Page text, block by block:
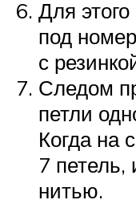
Для
под
с
Следом
петли
Когда на
7 петель,
нитью.